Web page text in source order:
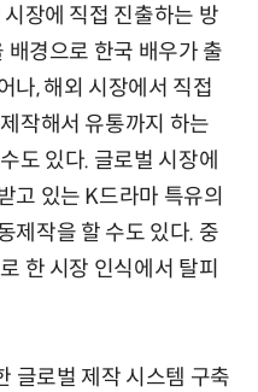
장에 직접 진출하는 방
배경으로 한국 배우가 출
나, 해외 시장에서 직접
작해서 유통까지 하는
도 있다. 글로벌 시장에
고 있는 K드라마 특유의
제작을 할 수도 있다. 중
한 시장 인식에서 탈피
글로벌 제작 시스템 구축